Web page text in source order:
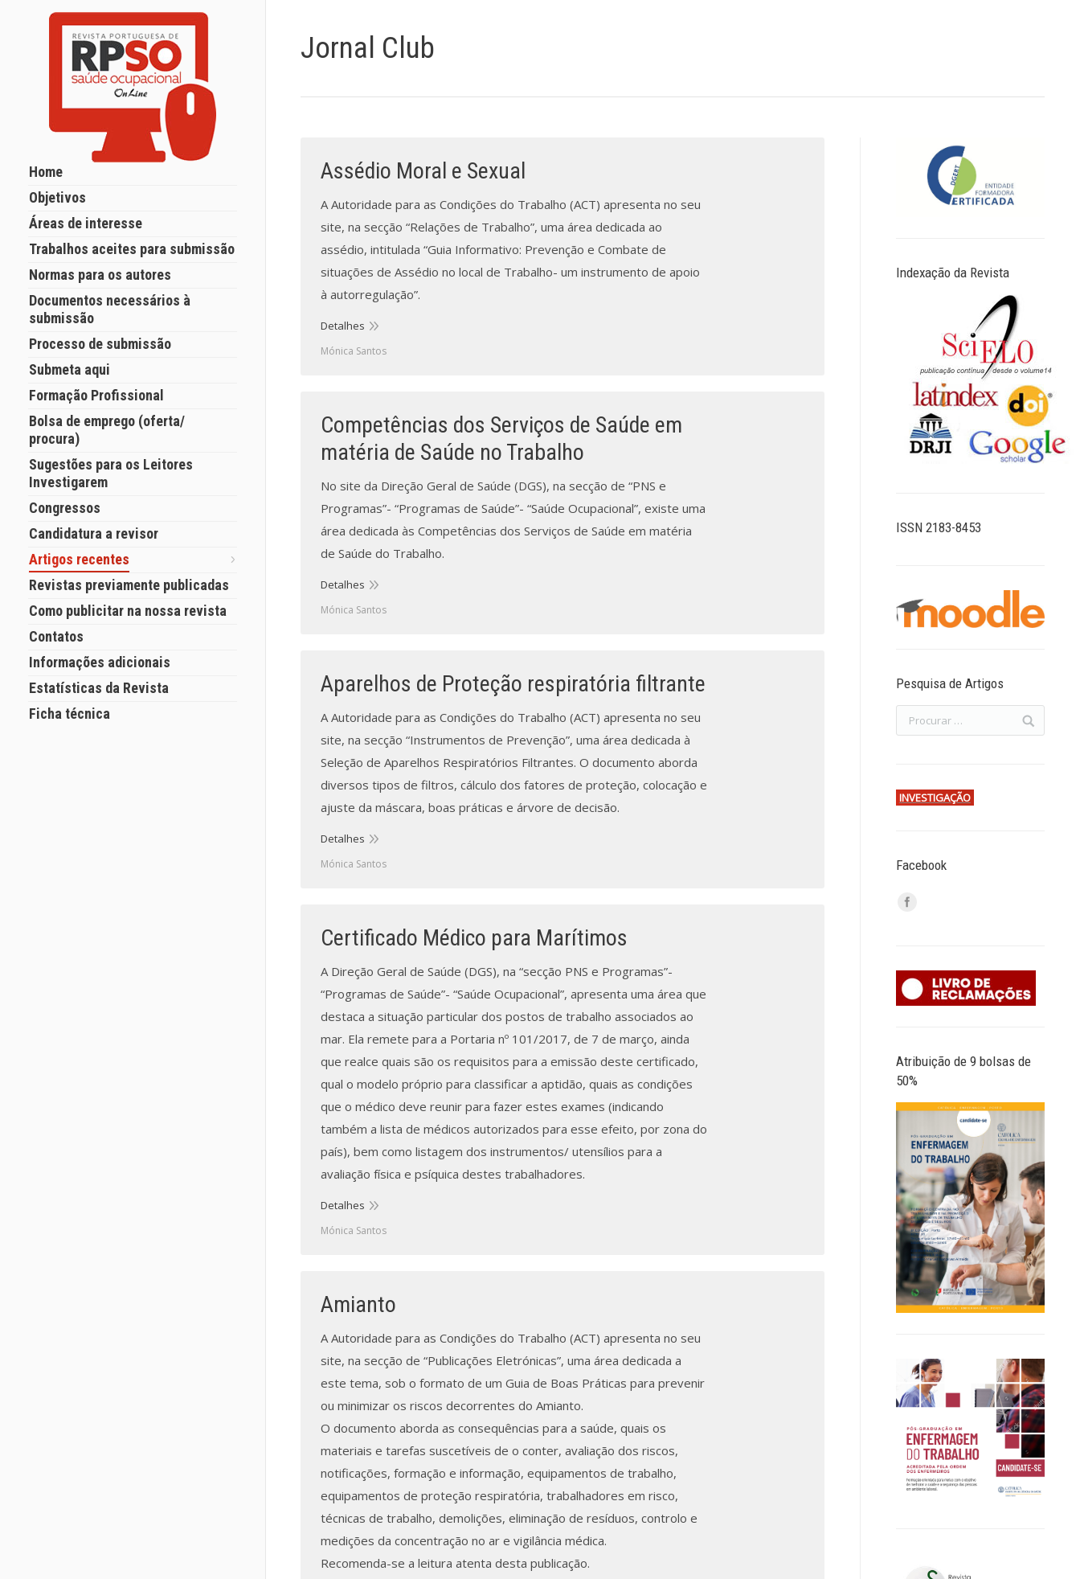
Home
Objetivos
Áreas de interesse
Trabalhos aceites para submissão
Normas para os autores
Documentos necessários à
submissão
Processo de submissão
Submeta aqui
Formação Profissional
Bolsa de emprego (oferta/
procura)
Sugestões para os Leitores
Investigarem
Congressos
Candidatura a revisor
Artigos recentes
Revistas previamente publicadas
Como publicitar na nossa revista
Contatos
Informações adicionais
Estatísticas da Revista
Ficha técnica
Jornal Club
Assédio Moral e Sexual
A Autoridade para as Condições do Trabalho (ACT) apresenta no seu
site, na secção “Relações de Trabalho”, uma área dedicada ao
assédio, intitulada “Guia Informativo: Prevenção e Combate de
situações de Assédio no local de Trabalho- um instrumento de apoio
à autorregulação”.
Detalhes
Mónica Santos
Competências dos Serviços de Saúde em
matéria de Saúde no Trabalho
No site da Direção Geral de Saúde (DGS), na secção de “PNS e
Programas”- “Programas de Saúde”- “Saúde Ocupacional”, existe uma
área dedicada às Competências dos Serviços de Saúde em matéria
de Saúde do Trabalho.
Detalhes
Mónica Santos
Aparelhos de Proteção respiratória filtrante
A Autoridade para as Condições do Trabalho (ACT) apresenta no seu
site, na secção “Instrumentos de Prevenção”, uma área dedicada à
Seleção de Aparelhos Respiratórios Filtrantes. O documento aborda
diversos tipos de filtros, cálculo dos fatores de proteção, colocação e
ajuste da máscara, boas práticas e árvore de decisão.
Detalhes
Mónica Santos
Certificado Médico para Marítimos
A Direção Geral de Saúde (DGS), na “secção PNS e Programas”-
“Programas de Saúde”- “Saúde Ocupacional”, apresenta uma área que
destaca a situação particular dos postos de trabalho associados ao
mar. Ela remete para a Portaria nº 101/2017, de 7 de março, ainda
que realce quais são os requisitos para a emissão deste certificado,
qual o modelo próprio para classificar a aptidão, quais as condições
que o médico deve reunir para fazer estes exames (indicando
também a lista de médicos autorizados para esse efeito, por zona do
país), bem como listagem dos instrumentos/ utensílios para a
avaliação física e psíquica destes trabalhadores.
Detalhes
Mónica Santos
Amianto
A Autoridade para as Condições do Trabalho (ACT) apresenta no seu
site, na secção de “Publicações Eletrónicas”, uma área dedicada a
este tema, sob o formato de um Guia de Boas Práticas para prevenir
ou minimizar os riscos decorrentes do Amianto.
O documento aborda as consequências para a saúde, quais os
materiais e tarefas suscetíveis de o conter, avaliação dos riscos,
notificações, formação e informação, equipamentos de trabalho,
equipamentos de proteção respiratória, trabalhadores em risco,
técnicas de trabalho, demolições, eliminação de resíduos, controlo e
medições da concentração no ar e vigilância médica.
Recomenda-se a leitura atenta desta publicação.
Indexação da Revista
ISSN 2183-8453
Pesquisa de Artigos
INVESTIGAÇÃO
Facebook
Atribuição de 9 bolsas de
50%